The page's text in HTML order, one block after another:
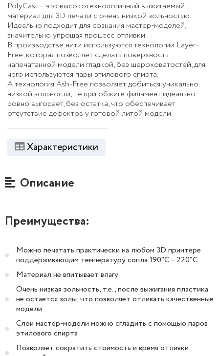
PolyCast – это высокотехнологичный выжигаемый
материал для 3D печати с очень низкой зольностью.
Идеально подходит для сознания мастер-моделей,
значительно упрощая процесс отливки.
В производстве нити используются технологии Layer-
Free, которая позволяет сделать поверхность
напечатанной модели гладкой, без шероховатостей, для
чего используются пары этилового спирта.
А технология Ash-Free позволяет добиться уникально
низкой зольности, т.е.при обжиге филамент идеально
ровно выгорает, без остатка, что обеспечивает
отсутствие дефектов у готовой литой модели.
Характеристики
Описание
Преимущества:
Можно печатать практически на любом 3D принтере
поддерживающим температуру сопла 190˚C – 220˚C
Материал не впитывает влагу
Очень низкая зольность, т.е., после выжигания пластика
не остается золы, что позволяет отливать качественные
модели
Слои мастер-модели можно сгладить с помощью паров
этилового спирта
Позволяет сократить стоимость и время отливки